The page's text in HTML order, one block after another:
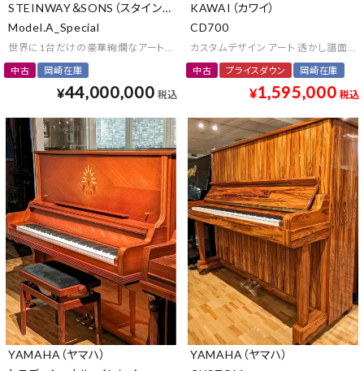
STEINWAY＆SONS（スタインウェイ＆サンズ）
Model.A_Special
世界に1台だけの豪華絢爛なアートケースピアノ
中古 岡崎在庫
¥44,000,000 税込
KAWAI（カワイ）
CD700
カスタムデザイン アート 透かし譜面
中古 プライスダウン 岡崎在庫
¥1,595,000 税込
YAMAHA（ヤマハ）
YAMAHA（ヤマハ）